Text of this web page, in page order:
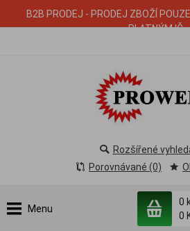
B2B PRODEJ - PRODEJ ZBOŽÍ
PLATNÝM IČ
Menu
0
0
Rozšířené
Porovnávané (0)